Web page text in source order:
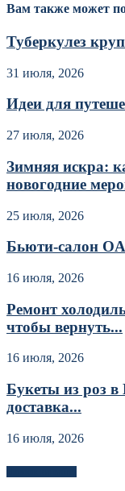
Вам также может
Туберкулез
31 июля, 2026
Идеи для
27 июля, 2026
Зимняя искра:
новогодние
25 июля, 2026
Бьюти-салон
16 июля, 2026
Ремонт
чтобы вернуть...
16 июля, 2026
Букеты из роз
доставка...
16 июля, 2026